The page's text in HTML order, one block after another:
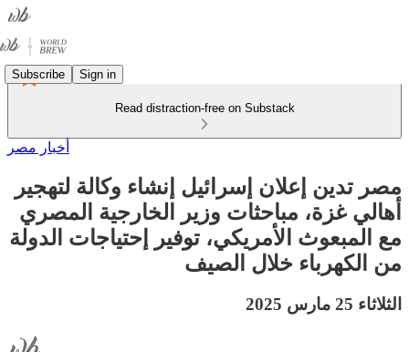
Subscribe Sign in
Read distraction-free on Substack
أخبار مصر
مصر تدين إعلان إسرائيل إنشاء وكالة لتهجير
أهالي غزة، مباحثات وزير الخارجية المصري
مع المبعوث الأمريكي، توفير إحتياجات الدولة
من الكهرباء خلال الصيف
الثلاثاء 25 مارس 2025